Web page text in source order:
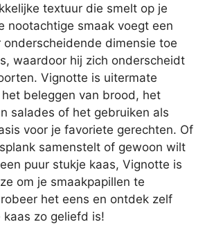
textuur die smelt op je
nootachtige smaak voegt een
onderscheidende dimensie toe
waardoor hij zich onderscheidt
Vignotte is uitermate
beleggen van brood, het
salades of het gebruiken als
voor je favoriete gerechten. Of
samenstelt of gewoon wilt
puur stukje kaas, Vignotte is
om je smaakpapillen te
het eens en ontdek zelf
zo geliefd is!